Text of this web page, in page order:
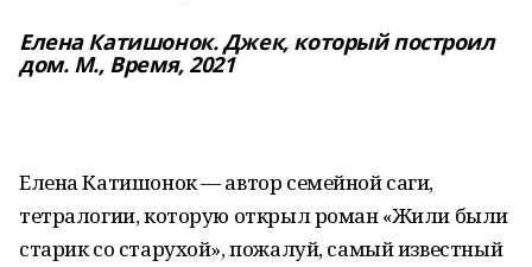
Елена Катишонок. Джек, который построил
дом. М., Время, 2021
Елена Катишонок — автор семейной саги,
тетралогии, которую открыл роман «Жили были
старик со старухой», пожалуй, самый известный